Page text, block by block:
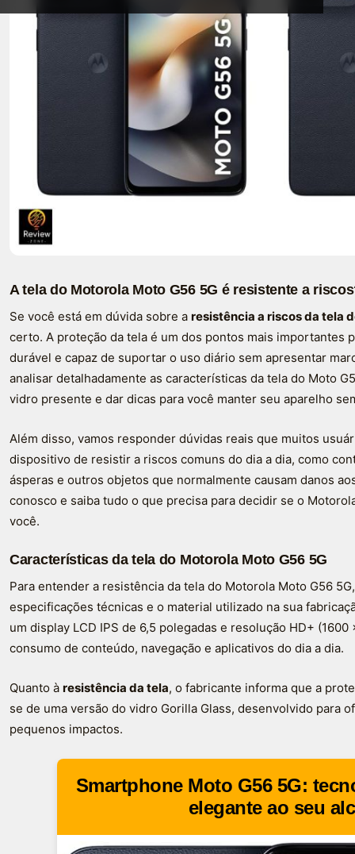
A tela do Motorola Moto G56 5G é resistente a
Se você está em dúvida sobre a resistência a riscos da tela
certo. A proteção da tela é um dos pontos mais importantes
durável e capaz de suportar o uso diário sem apresentar
analisar detalhadamente as características da tela do Moto
vidro presente e dar dicas para você manter seu aparelho
Além disso, vamos responder dúvidas reais que muitos
dispositivo de resistir a riscos comuns do dia a dia, como
ásperas e outros objetos que normalmente causam danos
conosco e saiba tudo o que precisa para decidir se o
você.
Características da tela do Motorola Moto G56 5G
Para entender a resistência da tela do Motorola Moto G56
especificações técnicas e o material utilizado na sua
um display LCD IPS de 6,5 polegadas e resolução HD+
consumo de conteúdo, navegação e aplicativos do dia a dia.
Quanto à resistência da tela, o fabricante informa que a
se de uma versão do vidro Gorilla Glass, desenvolvido para
pequenos impactos.
Smartphone Moto G56 5G:
elegante ao seu